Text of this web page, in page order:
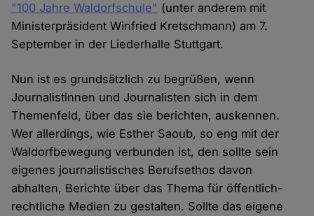
"100 Jahre Waldorfschule" (unter anderem mit
Ministerpräsident Winfried Kretschmann) am 7.
September in der Liederhalle Stuttgart.
Nun ist es grundsätzlich zu begrüßen, wenn
Journalistinnen und Journalisten sich in dem
Themenfeld, über das sie berichten, auskennen.
Wer allerdings, wie Esther Saoub, so eng mit der
Waldorfbewegung verbunden ist, den sollte sein
eigenes journalistisches Berufsethos davon
abhalten, Berichte über das Thema für öffentlich-
rechtliche Medien zu gestalten. Sollte das eigene